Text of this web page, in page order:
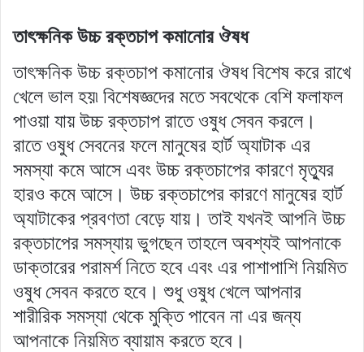
তাৎক্ষনিক উচ্চ রক্তচাপ কমানোর ঔষধ
তাৎক্ষনিক উচ্চ রক্তচাপ কমানোর ঔষধ বিশেষ করে রাখে
খেলে ভাল হয়৷ বিশেষজ্ঞদের মতে সবথেকে বেশি ফলাফল
পাওয়া যায় উচ্চ রক্তচাপ রাতে ওষুধ সেবন করলে।
রাতে ওষুধ সেবনের ফলে মানুষের হার্ট অ্যাটাক এর
সমস্যা কমে আসে এবং উচ্চ রক্তচাপের কারণে মৃত্যুর
হারও কমে আসে। উচ্চ রক্তচাপের কারণে মানুষের হার্ট
অ্যাটাকের প্রবণতা বেড়ে যায়। তাই যখনই আপনি উচ্চ
রক্তচাপের সমস্যায় ভুগছেন তাহলে অবশ্যই আপনাকে
ডাক্তারের পরামর্শ নিতে হবে এবং এর পাশাপাশি নিয়মিত
ওষুধ সেবন করতে হবে। শুধু ওষুধ খেলে আপনার
শারীরিক সমস্যা থেকে মুক্তি পাবেন না এর জন্য
আপনাকে নিয়মিত ব্যায়াম করতে হবে।